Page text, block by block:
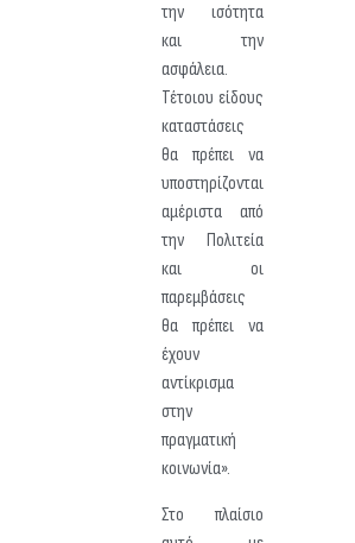
την ισότητα
και την
ασφάλεια.
Τέτοιου είδους
καταστάσεις
θα πρέπει να
υποστηρίζονται
αμέριστα από
την Πολιτεία
και οι
παρεμβάσεις
θα πρέπει να
έχουν
αντίκρισμα
στην
πραγματική
κοινωνία».
Στο πλαίσιο